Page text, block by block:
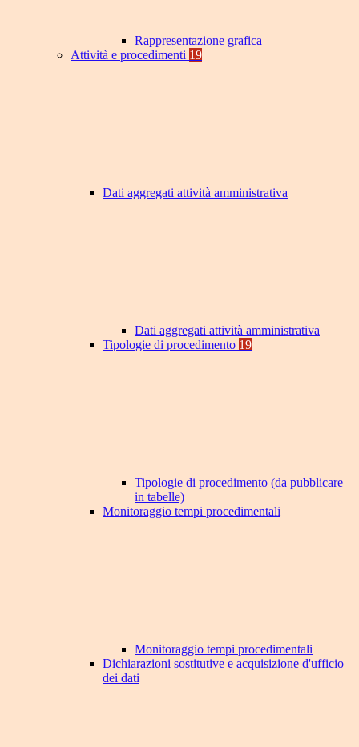
Rappresentazione grafica
Attività e procedimenti 19
Dati aggregati attività amministrativa
Dati aggregati attività amministrativa
Tipologie di procedimento 19
Tipologie di procedimento (da pubblicare
in tabelle)
Monitoraggio tempi procedimentali
Monitoraggio tempi procedimentali
Dichiarazioni sostitutive e acquisizione d'ufficio
dei dati